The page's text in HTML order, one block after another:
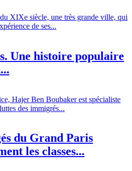
XIXe siècle, une très grande ville, qui
de ses...
Une histoire populaire
Hajer Ben Boubaker est spécialiste
des immigrés...
du Grand Paris
les classes...